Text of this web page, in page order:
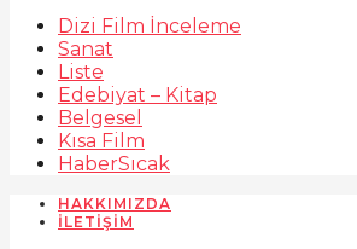
Dizi Film İnceleme
Sanat
Liste
Edebiyat – Kitap
Belgesel
Kısa Film
HaberSıcak
HAKKIMIZDA
İLETIŞIM